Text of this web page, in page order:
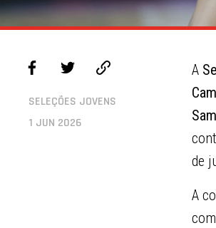
SELEÇÕES JOVENS
1 JUN 2026
A
de
A